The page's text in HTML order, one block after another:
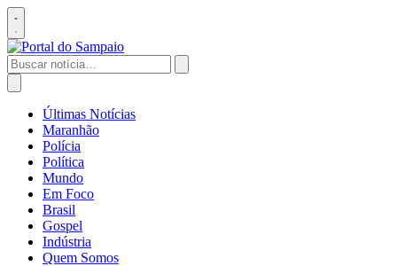
Pular
para
o
conteúdo
Abrir
menu
Buscar
por:
Abrir
buscaÚltimas Notícias
Maranhão
Polícia
Política
Mundo
Em Foco
Brasil
Gospel
Indústria
Quem Somos